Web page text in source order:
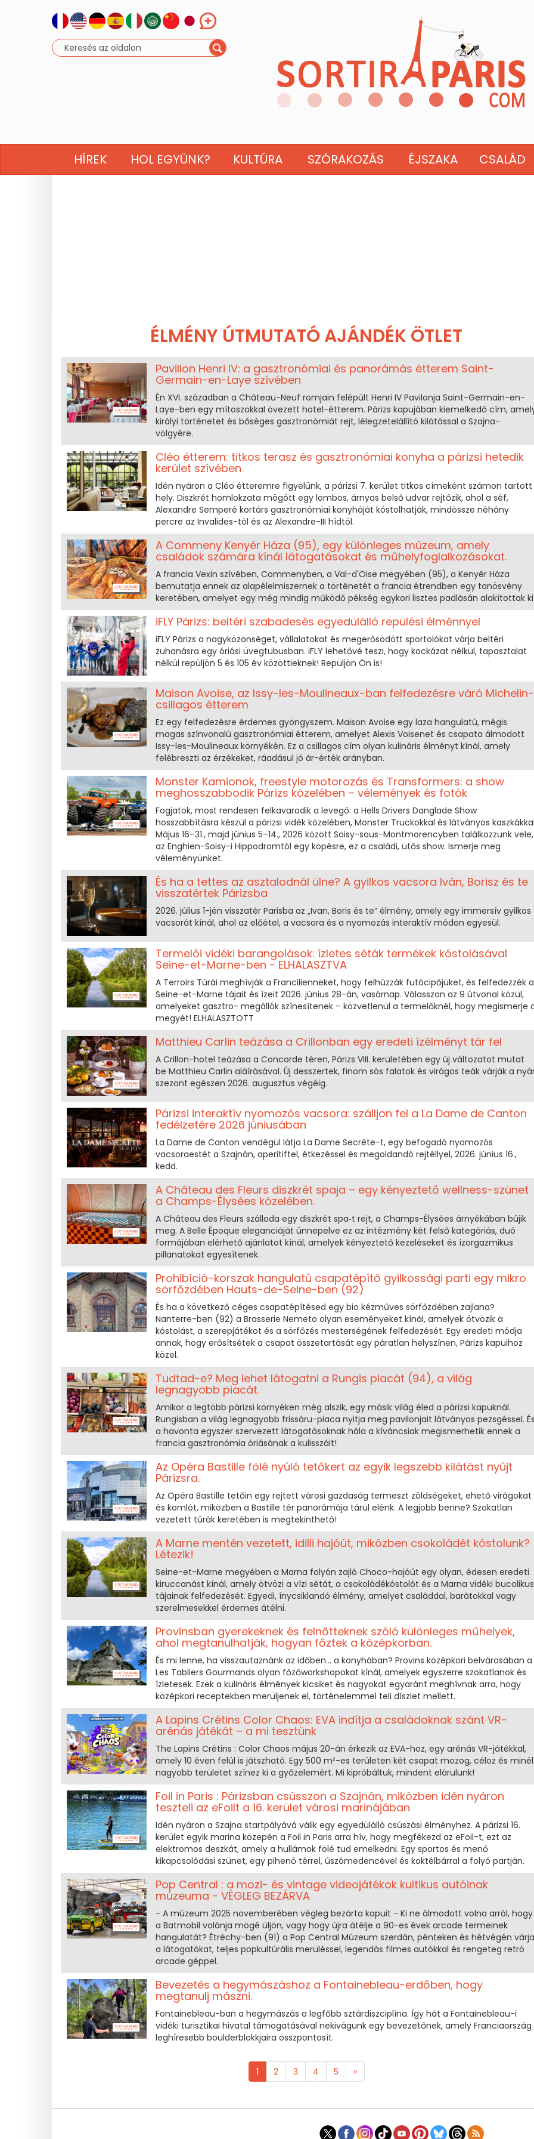
HÍREK HOL EGYÜNK? KULTÚRA SZÓRAKOZÁS ÉJSZAKA CSALÁD
ÉLMÉNY ÚTMUTATÓ AJÁNDÉK ÖTLET
Pavillon Henri IV: a gasztronómiai és panorámás étterem Saint-
Germain-en-Laye szívében
Én XVI. században a Château-Neuf romjain felépült Henri IV Pavilonja Saint-Germain-en-
Laye-ben egy mítoszokkal övezett hotel-étterem. Párizs kapujában kiemelkedő cím,
királyi történetet és bőséges gasztronómiát rejt, lélegzetelállító kilátással a Szajna-
völgyére.
Cléo étterem: titkos terasz és gasztronómiai konyha a párizsi hetedik
kerület szívében
Idén nyáron a Cléo étteremre figyelünk, a párizsi 7. kerület titkos címeként számon tartott
hely. Diszkrét homlokzata mögött egy lombos, árnyas belső udvar rejtőzik, ahol a séf,
Alexandre Semperé kortárs gasztronómiai konyháját kóstolhatják, mindössze néhány
percre az Invalides-tól és az Alexandre-III hídtól.
A Commeny Kenyér Háza (95), egy különleges múzeum, amely
családok számára kínál látogatásokat és műhelyfoglalkozásokat.
A francia Vexin szívében, Commenyben, a Val-d'Oise megyében (95), a Kenyér Háza
bemutatja ennek az alapélelmiszernek a történetét a francia étrendben egy tanösvény
keretében, amelyet egy még mindig működő pékség egykori lisztes padlásán alakítottak
iFLY Párizs: beltéri szabadesés egyedülálló repülési élménnyel
iFLY Párizs a nagyközönséget, vállalatokat és megerősödött sportolókat várja beltéri
zuhanásra egy óriási üvegtubusban. iFLY lehetővé teszi, hogy kockázat nélkül, tapasztalat
nélkül repüljön 5 és 105 év közöttieknek! Repüljön Ön is!
Maison Avoise, az Issy-les-Moulineaux-ban felfedezésre váró Michelin-
csillagos étterem
Ez egy felfedezésre érdemes gyöngyszem. Maison Avoise egy laza hangulatú, mégis
magas színvonalú gasztronómiai étterem, amelyet Alexis Voisenet és csapata álmodott
Issy-les-Moulineaux környékén. Ez a csillagos cím olyan kulináris élményt kínál, amely
felébreszti az érzékeket, ráadásul jó ár-érték arányban.
Monster Kamionok, freestyle motorozás és Transformers: a show
meghosszabbodik Párizs közelében – vélemények és fotók
Fogjatok, most rendesen felkavarodik a levegő: a Hells Drivers Danglade Show
hosszabbításra készül a párizsi vidék közelében, Monster Truckokkal és látványos
Május 16–31., majd június 5–14., 2026 között Soisy-sous-Montmorencyben találkozzunk vele,
az Enghien-Soisy-i Hippodromtól egy köpésre, ez a családi, ütős show. Ismerje meg
véleményünket.
És ha a tettes az asztalodnál ülne? A gyilkos vacsora Iván, Borisz és te
visszatértek Párizsba
2026. július 1-jén visszatér Parisba az „Ivan, Boris és te” élmény, amely egy immersív gyilkos
vacsorát kínál, ahol az előétel, a vacsora és a nyomozás interaktív módon egyesül.
Termelői vidéki barangolások: ízletes séták termékek kóstolásával
Seine-et-Marne-ben - ELHALASZTVA
A Terroirs Túrái meghívják a Francilienneket, hogy felhúzzák futócipőjüket, és felfedezzék a
Seine-et-Marne tájait és ízeit 2026. június 28-án, vasárnap. Válasszon az 9 útvonal közül,
amelyeket gasztro- megállók színesítenek – közvetlenül a termelőknél, hogy megismerje
megyét! ELHALASZTOTT
Matthieu Carlin teázása a Crillonban egy eredeti ízélményt tár fel
A Crillon-hotel teázása a Concorde téren, Párizs VIII. kerületében egy új változatot mutat
be Matthieu Carlin aláírásával. Új desszertek, finom sós falatok és virágos teák várják a
szezont egészen 2026. augusztus végéig.
Párizsi interaktív nyomozós vacsora: szálljon fel a La Dame de Canton
fedélzetére 2026 júniusában
La Dame de Canton vendégül látja La Dame Secrète-t, egy befogadó nyomozós
vacsoraestét a Szajnán, aperitiftel, étkezéssel és megoldandó rejtéllyel, 2026. június 16.,
kedd.
A Château des Fleurs diszkrét spaja – egy kényeztető wellness-szünet
a Champs-Élysées közelében.
A Château des Fleurs szálloda egy diszkrét spa‑t rejt, a Champs-Élysées árnyékában bújik
meg. A Belle Époque eleganciáját ünnepelve ez az intézmény két felső kategóriás, duó
formájában elérhető ajánlatot kínál, amelyek kényeztető kezeléseket és ízorgazmikus
pillanatokat egyesítenek.
Prohibíció-korszak hangulatú csapatépítő gyilkossági parti egy mikro
sörfőzdében Hauts-de-Seine-ben (92)
És ha a következő céges csapatépítésed egy bio kézműves sörfőzdében zajlana?
Nanterre-ben (92) a Brasserie Nemeto olyan eseményeket kínál, amelyek ötvözik a
kóstolást, a szerepjátékot és a sörfőzés mesterségének felfedezését. Egy eredeti módja
annak, hogy erősítsétek a csapat összetartását egy páratlan helyszínen, Párizs kapuihoz
közel.
Tudtad-e? Meg lehet látogatni a Rungis piacát (94), a világ
legnagyobb piacát.
Amikor a legtöbb párizsi környéken még alszik, egy másik világ éled a párizsi kapuknál.
Rungisban a világ legnagyobb frissáru-piaca nyitja meg pavilonjait látványos pezsgéssel.
a havonta egyszer szervezett látogatásoknak hála a kíváncsiak megismerhetik ennek a
francia gasztronómia óriásának a kulisszáit!
Az Opéra Bastille fölé nyúló tetőkert az egyik legszebb kilátást nyújt
Párizsra.
Az Opéra Bastille tetőin egy rejtett városi gazdaság termeszt zöldségeket, ehető virágokat
és komlót, miközben a Bastille tér panorámája tárul elénk. A legjobb benne? Szokatlan
vezetett túrák keretében is megtekinthető!
A Marne mentén vezetett, idilli hajóút, miközben csokoládét kóstolunk?
Létezik!
Seine-et-Marne megyében a Marna folyón zajló Choco-hajóút egy olyan, édesen eredeti
kiruccanást kínál, amely ötvözi a vízi sétát, a csokoládékóstolót és a Marna vidéki bucolikus
tájainak felfedezését. Egyedi, ínycsiklandó élmény, amelyet családdal, barátokkal vagy
szerelmesekkel érdemes átélni.
Provinsban gyerekeknek és felnőtteknek szóló különleges műhelyek,
ahol megtanulhatják, hogyan főztek a középkorban.
És mi lenne, ha visszautaznánk az időben... a konyhában? Provins középkori belvárosában a
Les Tabliers Gourmands olyan főzőworkshopokat kínál, amelyek egyszerre szokatlanok és
ízletesek. Ezek a kulináris élmények kicsiket és nagyokat egyaránt meghívnak arra, hogy
középkori receptekben merüljenek el, történelemmel teli díszlet mellett.
A Lapins Crétins Color Chaos: EVA indítja a családoknak szánt VR-
arénás játékát – a mi tesztünk
The Lapins Crétins : Color Chaos május 20-án érkezik az EVA-hoz, egy arénás VR-játékkal,
amely 10 éven felül is játszható. Egy 500 m²-es területen két csapat mozog, céloz és minél
nagyobb területet színez ki a győzelemért. Mi kipróbáltuk, mindent elárulunk!
Foil in Paris : Párizsban csússzon a Szajnán, miközben idén nyáron
teszteli az eFoilt a 16. kerület városi marinájában
Idén nyáron a Szajna startpályává válik egy egyedülálló csúszási élményhez. A párizsi 16.
kerület egyik marina közepén a Foil in Paris arra hív, hogy megfékezd az eFoil-t, ezt az
elektromos deszkát, amely a hullámok fölé tud emelkedni. Egy sportos és menő
kikapcsolódási szünet, egy pihenő térrel, úszómedencével és koktélbárral a folyó partján.
Pop Central : a mozi- és vintage videojátékok kultikus autóinak
múzeuma - VÉGLEG BEZÁRVA
- A múzeum 2025 novemberében végleg bezárta kapuit - Ki ne álmodott volna arról, hogy
a Batmobil volánja mögé üljön, vagy hogy újra átélje a 90-es évek arcade termeinek
hangulatát? Étréchy-ben (91) a Pop Central Múzeum szerdán, pénteken és hétvégén várja
a látogatókat, teljes popkultúrális merüléssel, legendás filmes autókkal és rengeteg retró
arcade géppel.
Bevezetés a hegymászáshoz a Fontainebleau-erdőben, hogy
megtanulj mászni.
Fontainebleau-ban a hegymászás a legfőbb sztárdiszciplína. Így hát a Fontainebleau-i
vidéki turisztikai hivatal támogatásával nekivágunk egy bevezetőnek, amely Franciaország
leghíresebb boulderblokkjaira összpontosít.
1 2 3 4 5 »